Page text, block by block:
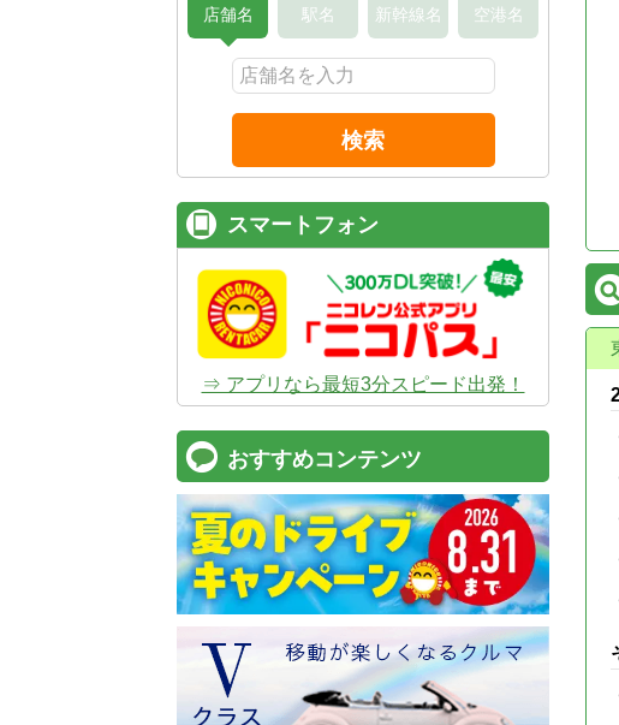
店舗名 駅名 新幹線名 空港名
検索
スマートフォン
⇒ アプリなら最短3分スピード出発！
おすすめコンテンツ